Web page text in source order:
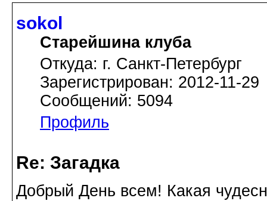
sokol
Старейшина клуба
Откуда: г. Санкт-Петербург
Зарегистрирован: 2012-11-29
Сообщений: 5094
Профиль
Re: Загадка
Добрый День всем! Какая